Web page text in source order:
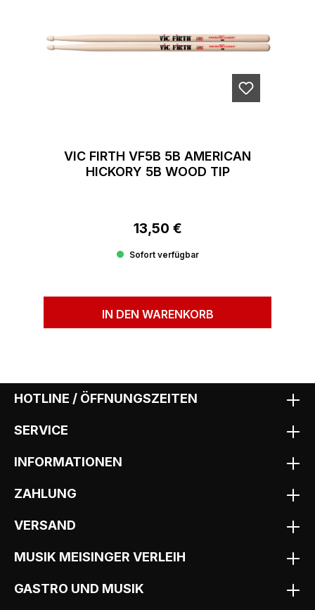
VIC FIRTH VF5B 5B AMERICAN
HICKORY 5B WOOD TIP
Regulärer Preis:
13,50 €
Sofort verfügbar
IN DEN WARENKORB
HOTLINE / ÖFFNUNGSZEITEN
SERVICE
INFORMATIONEN
ZAHLUNG
VERSAND
MUSIK MEISINGER VERLEIH
GASTRO UND MUSIK